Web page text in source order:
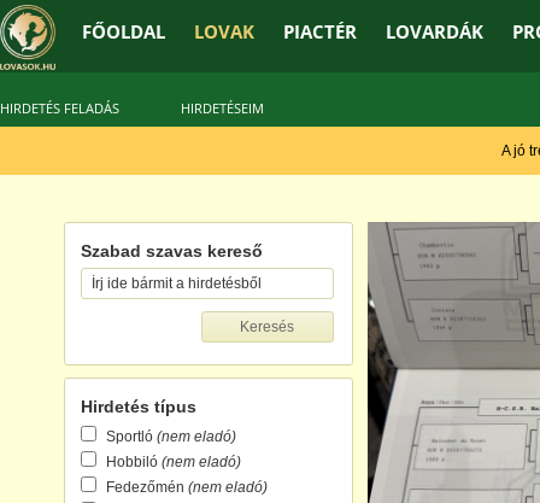
FŐOLDAL LOVAK PIACTÉR LOVARDÁK
HIRDETÉS FELADÁS HIRDETÉSEIM
A jó
Szabad szavas kereső
Hirdetés típus
Sportló (nem eladó)
Hobbiló (nem eladó)
Fedezőmén (nem eladó)